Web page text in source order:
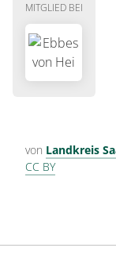
MITGLIED BEI
von Landkreis
CC BY